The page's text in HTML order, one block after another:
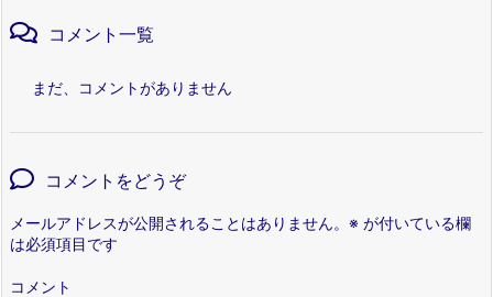
コメント一覧
まだ、コメントがありません
コメントをどうぞ
メールアドレスが公開されることはありません。 ※ が付いている欄
は必須項目です
コメント